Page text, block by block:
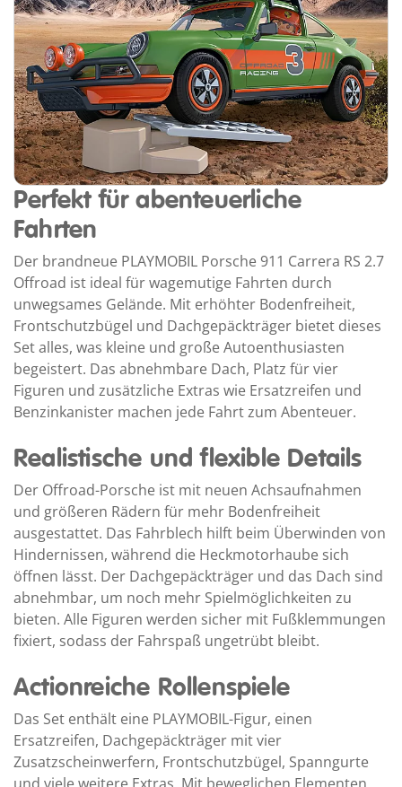
Perfekt für abenteuerliche
Fahrten
Der brandneue PLAYMOBIL Porsche 911 Carrera RS 2.7
Offroad ist ideal für wagemutige Fahrten durch
unwegsames Gelände. Mit erhöhter Bodenfreiheit,
Frontschutzbügel und Dachgepäckträger bietet dieses
Set alles, was kleine und große Autoenthusiasten
begeistert. Das abnehmbare Dach, Platz für vier
Figuren und zusätzliche Extras wie Ersatzreifen und
Benzinkanister machen jede Fahrt zum Abenteuer.
Realistische und flexible Details
Der Offroad-Porsche ist mit neuen Achsaufnahmen
und größeren Rädern für mehr Bodenfreiheit
ausgestattet. Das Fahrblech hilft beim Überwinden von
Hindernissen, während die Heckmotorhaube sich
öffnen lässt. Der Dachgepäckträger und das Dach sind
abnehmbar, um noch mehr Spielmöglichkeiten zu
bieten. Alle Figuren werden sicher mit Fußklemmungen
fixiert, sodass der Fahrspaß ungetrübt bleibt.
Actionreiche Rollenspiele
Das Set enthält eine PLAYMOBIL-Figur, einen
Ersatzreifen, Dachgepäckträger mit vier
Zusatzscheinwerfern, Frontschutzbügel, Spanngurte